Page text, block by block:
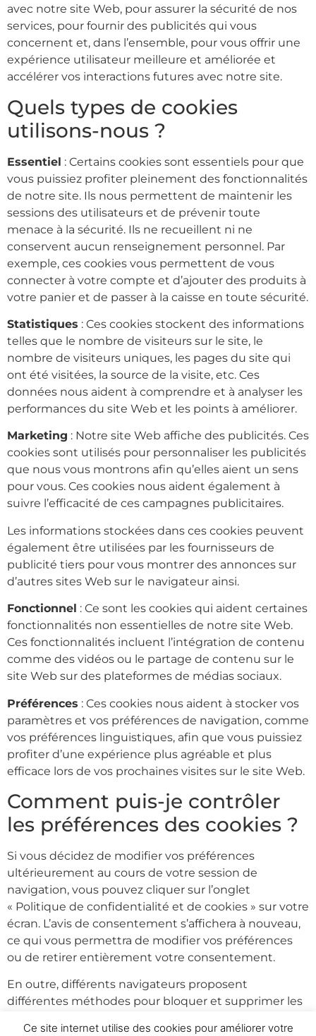
avec notre site Web, pour assurer la sécurité de nos
services, pour fournir des publicités qui vous
concernent et, dans l’ensemble, pour vous offrir une
expérience utilisateur meilleure et améliorée et
accélérer vos interactions futures avec notre site.
Quels types de cookies
utilisons-nous ?
Essentiel : Certains cookies sont essentiels pour que
vous puissiez profiter pleinement des fonctionnalités
de notre site. Ils nous permettent de maintenir les
sessions des utilisateurs et de prévenir toute
menace à la sécurité. Ils ne recueillent ni ne
conservent aucun renseignement personnel. Par
exemple, ces cookies vous permettent de vous
connecter à votre compte et d’ajouter des produits à
votre panier et de passer à la caisse en toute sécurité.
Statistiques : Ces cookies stockent des informations
telles que le nombre de visiteurs sur le site, le
nombre de visiteurs uniques, les pages du site qui
ont été visitées, la source de la visite, etc. Ces
données nous aident à comprendre et à analyser les
performances du site Web et les points à améliorer.
Marketing : Notre site Web affiche des publicités. Ces
cookies sont utilisés pour personnaliser les publicités
que nous vous montrons afin qu’elles aient un sens
pour vous. Ces cookies nous aident également à
suivre l’efficacité de ces campagnes publicitaires.
Les informations stockées dans ces cookies peuvent
également être utilisées par les fournisseurs de
publicité tiers pour vous montrer des annonces sur
d’autres sites Web sur le navigateur ainsi.
Fonctionnel : Ce sont les cookies qui aident certaines
fonctionnalités non essentielles de notre site Web.
Ces fonctionnalités incluent l’intégration de contenu
comme des vidéos ou le partage de contenu sur le
site Web sur des plateformes de médias sociaux.
Préférences : Ces cookies nous aident à stocker vos
paramètres et vos préférences de navigation, comme
vos préférences linguistiques, afin que vous puissiez
profiter d’une expérience plus agréable et plus
efficace lors de vos prochaines visites sur le site Web.
Comment puis-je contrôler
les préférences des cookies ?
Si vous décidez de modifier vos préférences
ultérieurement au cours de votre session de
navigation, vous pouvez cliquer sur l’onglet
« Politique de confidentialité et de cookies » sur votre
écran. L’avis de consentement s’affichera à nouveau,
ce qui vous permettra de modifier vos préférences
ou de retirer entièrement votre consentement.
En outre, différents navigateurs proposent
différentes méthodes pour bloquer et supprimer les
Ce site internet utilise des cookies pour améliorer votre